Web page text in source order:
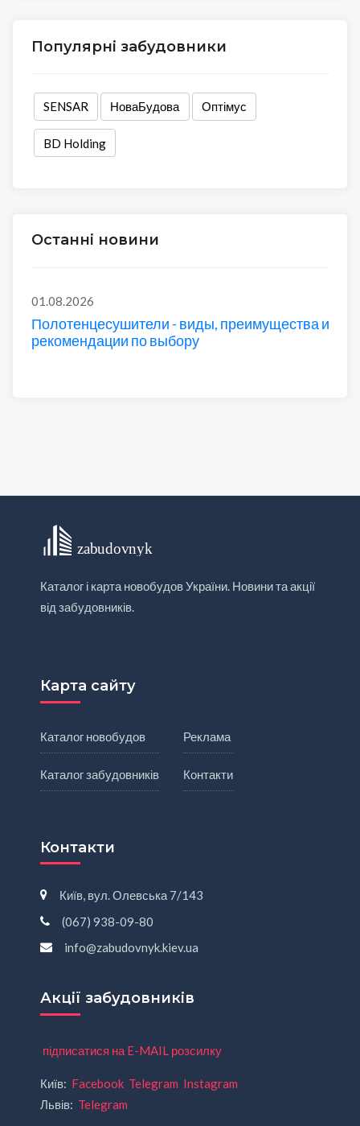
Популярні забудовники
SENSAR НоваБудова Оптімус
BD Holding
Останні новини
01.08.2026
Полотенцесушители - виды, преимущества и
рекомендации по выбору
Каталог і карта новобудов України. Новини та акції
від забудовників.
Карта сайту
Каталог новобудов
Каталог забудовників
Реклама
Контакти
Контакти
Київ, вул. Олевська 7/143
(067) 938-09-80
info@zabudovnyk.kiev.ua
Акції забудовників
підписатися на E-MAIL розсилку
Київ: Facebook Telegram Instagram
Львів: Telegram